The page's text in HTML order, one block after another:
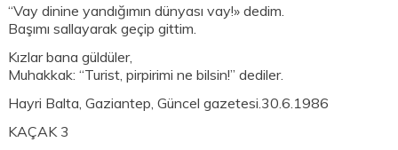
“Vay dinine yandığımın dünyası vay!» dedim.
Başımı sallayarak geçip gittim.
Kızlar bana güldüler,
Muhakkak: “Turist, pirpirimi ne bilsin!” dediler.
Hayri Balta, Gaziantep, Güncel gazetesi.30.6.1986
KAÇAK 3